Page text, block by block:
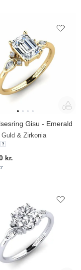
Gisu - Emerald
& Zirkonia
kr.